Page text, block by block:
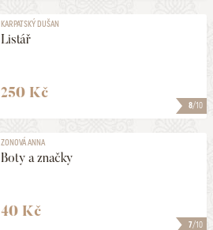
8/10
KARPATSKÝ DUŠAN
Listář
250 Kč
7/10
ZONOVÁ ANNA
Boty a značky
40 Kč